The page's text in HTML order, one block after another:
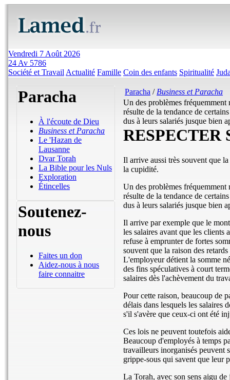
Vendredi 7 Août 2026
24 Av 5786
Société et Travail Actualité Famille Coin des enfants Spiritualité
Paracha
À l'écoute de Dieu
Business et Paracha
Le 'Hazan de
Lausanne
Dvar Torah
La Bible pour les Nuls
Exploration
Étincelles
Soutenez-
nous
Faites un don
Aidez-nous à nous
faire connaitre
Paracha / Business et Paracha
Un des problèmes fréquemment
résulte de la tendance de
dus à leurs salariés jusque bien
RESPECTER
Il arrive aussi très souvent que
la cupidité.
Un des problèmes fréquemment
résulte de la tendance de
dus à leurs salariés jusque bien
Il arrive par exemple que le
les salaires avant que les clients
refuse à emprunter de fortes
souvent que la raison des
L'employeur détient la somme
des fins spéculatives à court
salaires dès l'achèvement du
Pour cette raison, beaucoup de
délais dans lesquels les salaires
s'il s'avère que ceux-ci ont été
Ces lois ne peuvent toutefois
Beaucoup d'employés à temps
travailleurs inorganisés peuvent
grippe-sous qui savent que leur
La Torah, avec son sens aigu